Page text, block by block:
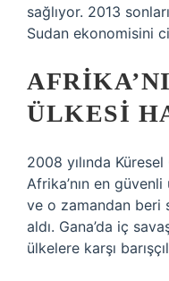
sağlıyor. 2013
Sudan ekonomisini
ÜLKESI
2008 yılında
Afrika’nın en
ve o zamandan beri
aldı. Gana’da iç
ülkelere karşı